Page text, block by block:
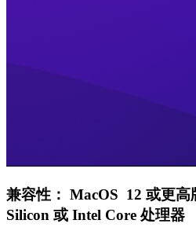
兼容性： MacOS 12 或更高
Silicon 或 Intel Core 处理器